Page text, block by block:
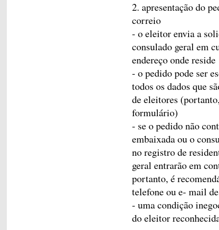
2. apresentação do
correio
- o eleitor envia a
consulado geral em
endereço onde reside
- o pedido pode ser
todos os dados que
de eleitores
formulário)
- se o pedido não
embaixada ou o
no registro de
geral entrarão em
portanto, é
telefone ou e- mail
- uma condição
do eleitor